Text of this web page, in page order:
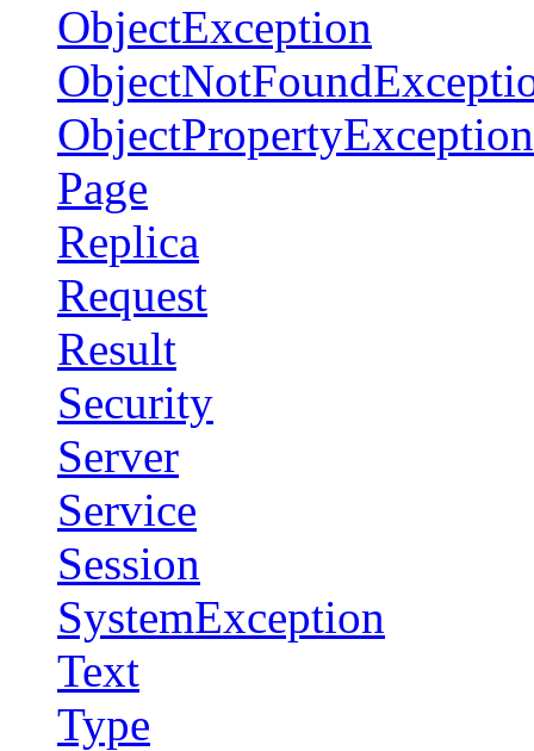
ObjectException
ObjectPropertyException
Page
Replica
Request
Result
Security
Server
Service
Session
SystemException
Text
Type